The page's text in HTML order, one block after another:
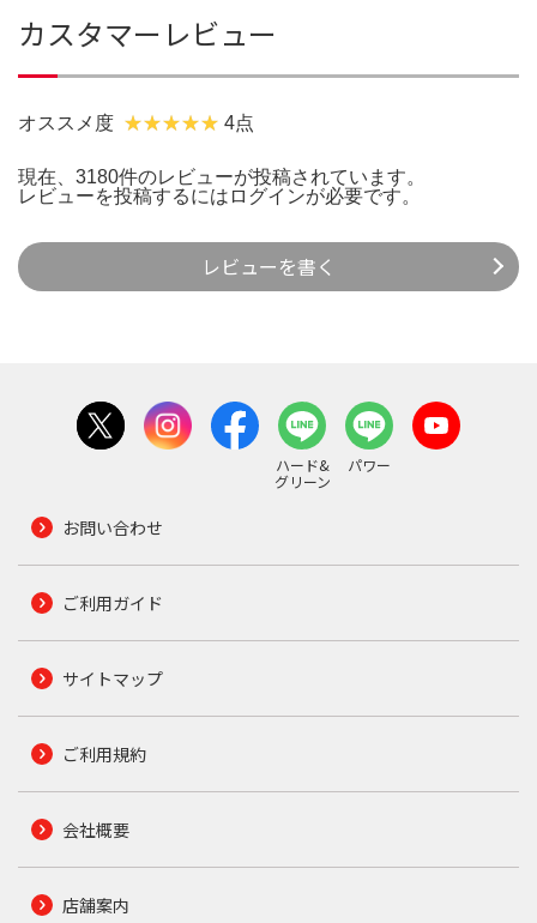
カスタマーレビュー
オススメ度 4点
現在、3180件のレビューが投稿されています。
レビューを投稿するには ログインが必要です。
レビューを書く
ハード&
グリーン
パワー
お問い合わせ
ご利用ガイド
サイトマップ
ご利用規約
会社概要
店舗案内